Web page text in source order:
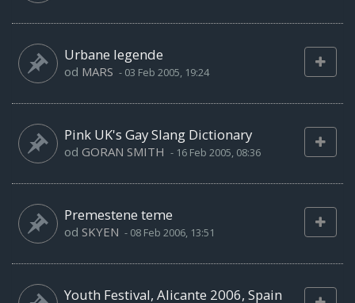
Urbane legende
od MARS - 03 Feb 2005, 19:24
Pink UK's Gay Slang Dictionary
od GORAN SMITH - 16 Feb 2005, 08:36
Premestene teme
od SKYEN - 08 Feb 2006, 13:51
Youth Festival, Alicante 2006, Spain